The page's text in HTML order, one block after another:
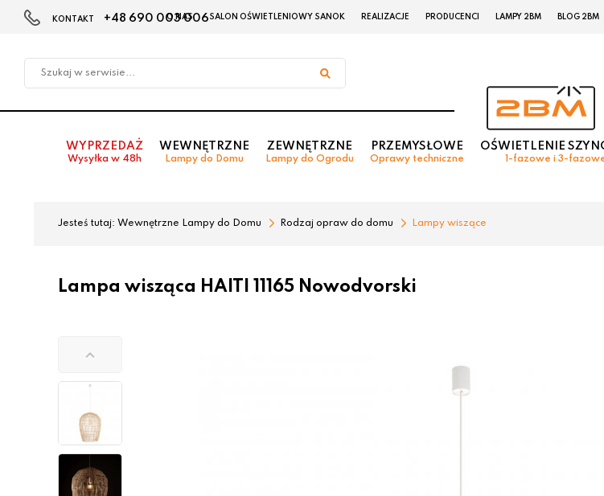
w
KONTAKT +48 690 003 006
O NAS SALON OŚWIETLENIOWY SANOK REALIZACJE PRODUCENCI LAMPY 2BM BLOG 2BM
WYPRZEDAŻ
Wysyłka w 48h
WEWNĘTRZNE
Lampy do Domu
ZEWNĘTRZNE
Lampy do Ogrodu
PRZEMYSŁOWE
Oprawy techniczne
OŚWIETLENIE
1-fazowe i 3-
Jesteś tutaj: Wewnętrzne Lampy do Domu Rodzaj opraw do domu Lampy wiszące
Lampa wisząca HAITI 11165 Nowodvorski